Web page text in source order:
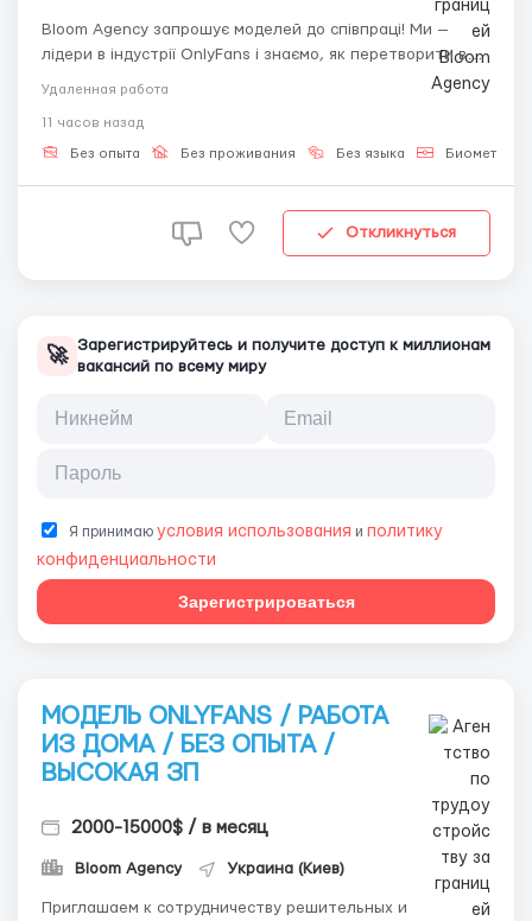
Bloom Agency запрошує моделей до співпраці! Ми —
лідери в індустрії OnlyFans і знаємо, як перетворити ваш
контент на успішне та стабільне джерело доходу. Якщо
співпраці, у вас є унікальна можливість приєднатися до
нашої професійної кома...
Удаленная работа
11 часов назад
Без опыта Без проживания Без языка
Откликнуться
🚀 Зарегистрируйтесь и получите доступ к миллионам
вакансий по всему миру
Я принимаю условия использования и политику
конфиденциальности
Зарегистрироваться
МОДЕЛЬ ONLYFANS / РАБОТА
ИЗ ДОМА / БЕЗ ОПЫТА /
ВЫСОКАЯ ЗП
2000-15000$ / в месяц
Bloom Agency Украина (Киев)
Приглашаем к сотрудничеству решительных и